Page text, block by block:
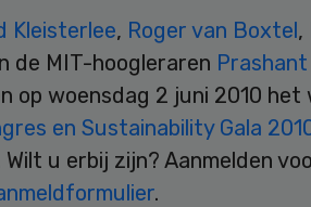
Kleisterlee, Roger van Boxtel,
de MIT-hoogleraren Prashant
op woensdag 2 juni 2010
en Sustainability Gala
Wilt u erbij zijn? Aanmelden
.